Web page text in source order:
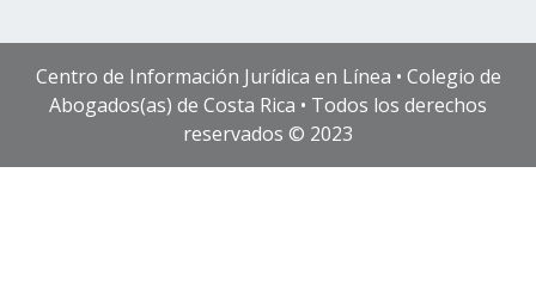
Centro de Información Jurídica en Línea • Colegio de
Abogados(as) de Costa Rica • Todos los derechos
reservados © 2023